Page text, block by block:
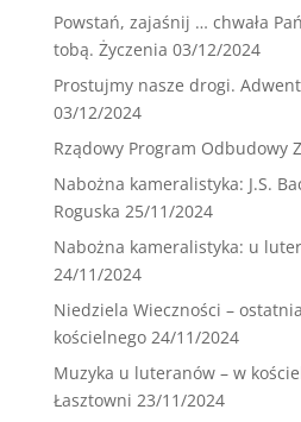
Powstań, zajaśnij … chwała
tobą. Życzenia 03/12/2024
Prostujmy nasze drogi.
03/12/2024
Rządowy Program Odbudowy
Nabożna kameralistyka: J.S.
Roguska 25/11/2024
Nabożna kameralistyka: u
24/11/2024
Niedziela Wieczności –
kościelnego 24/11/2024
Muzyka u luteranów – w
Łasztowni 23/11/2024